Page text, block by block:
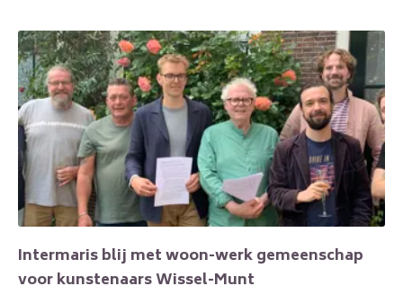
Intermaris blij met woon-werk gemeenschap
voor kunstenaars Wissel-Munt